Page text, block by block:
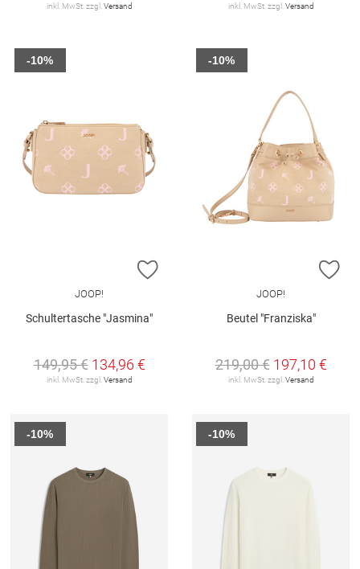
inkl. MwSt. zzgl. Versand inkl. MwSt. zzgl. Versand
ZUR WUNSCHLISTE HINZUFÜGEN
JOOP!
Schultertasche "Jasmina"
149,95 € 134,96 €
inkl. MwSt. zzgl.Versand
-10%
JOOP!
Beutel "Franziska"
219,00 € 197,10 €
inkl. MwSt. zzgl.Versand
-10%
-10% -10%